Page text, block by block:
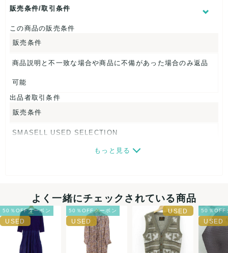
表記サイズ：M
着丈：約118cm
袖丈：約41cm
【 素材・成分 】
素材タグを撮影しておりますので、ご確認下さいませ。
【 商品札 】
なし
販売条件/取引条件
この商品の販売条件
販売条件
商品説明と不一致な場合や商品に不備があった場合のみ返品
可能
出品者取引条件
販売条件
SMASELL USED SELECTION
画像ダウンロードなので、転売にも最適♪
ネコポスの場合は日時指定ができませんので、ご了承下さい
ませ。
USED品に関しましては、見る方によって状態の価値観が異な
もっと見る
よく一緒にチェックされている商品
50％OFFクーポン 50％OFFクーポン 50％OFF